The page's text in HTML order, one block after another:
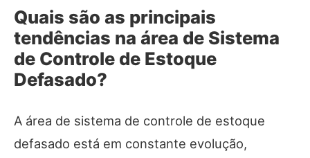
Quais são as principais
tendências na área de Sistema
de Controle de Estoque
Defasado?
A área de sistema de controle de estoque
defasado está em constante evolução,